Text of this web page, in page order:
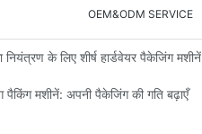
OEM&ODM SERVICE
नियंत्रण के लिए शीर्ष हार्डवेयर पैकेजिंग मशीनें
पैकिंग मशीनें: अपनी पैकेजिंग की गति बढ़ाएँ